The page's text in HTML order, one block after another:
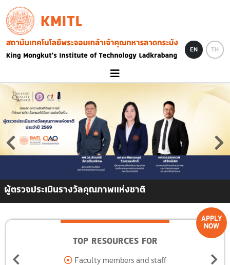
Skip to main content
KMITL
Image
EN TH
ผู้ตรวจประเมินรางวัลคุณภาพแห่งชาติ
APPLY
NOW
TOP RESOURCES FOR
Alumni